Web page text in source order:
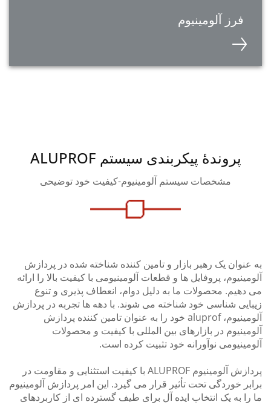
فرز آلومینیوم
پروندۀ پیکربندی سیستم ALUPROF
مشخصات سیستم آلومینیوم-کیفیت خود توضیحی
یک رهبر بازار و تامین کننده شناخته شده در پردازش
پروفایل ها و قطعات آلومینیومی با کیفیت بالا را ارائه
محصولات ما به دلیل دوام، انعطاف پذیری و تنوع
شناسی خود شناخته می شوند. با دهه ها تجربه در پردازش
آلومینیوم، aluprof خود را به عنوان تامین کننده پردازش
در بازارهای بین المللی با کیفیت و محصولات
نوآورانه خود تثبیت کرده است.
پردازش آلومینیوم ALUPROF با کیفیت استثنایی و مقاومت در
خوردگی تحت تأثیر قرار می گیرد. این امر پردازش آلومینیوم
به یک انتخاب ایده آل برای طیف گسترده ای از کاربردهای